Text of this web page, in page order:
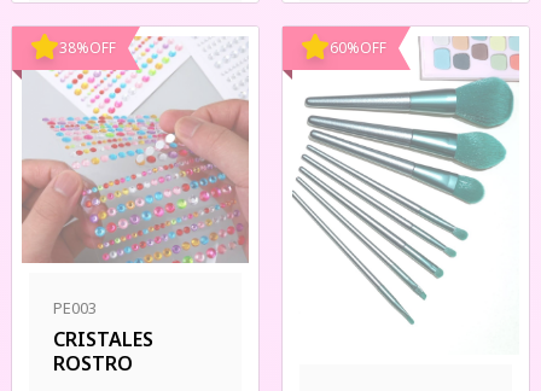
38%OFF
PE003
CRISTALES
ROSTRO
60%OFF